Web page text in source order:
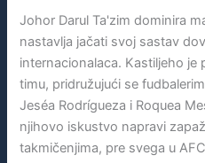
Johor Darul Ta'zim dominira
nastavlja jačati svoj sastav
internacionalaca. Kastiljeho je
timu, pridružujući se
Jeséa Rodrígueza i Roquea
njihovo iskustvo napravi
takmičenjima, pre svega u